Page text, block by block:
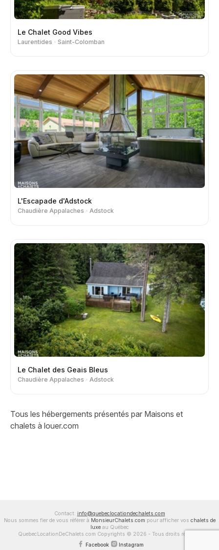
Le Chalet Good Vibes
Laurentides Saint-Colomban
L'Escapade d'Adstock
Chaudière Appalaches Adstock
Le Chalet des Geais Bleus
Chaudière Appalaches Adstock
Tous les hébergements présentés par Maisons et
chalets à louer.com
Contact: info@quebeclocationdechalets.com
Nous sommes fier de vous référer à MonsieurChalets.com pour afficher vos chalets de
luxeau Québec
QuebecLocationDeChalets.com Copyrights © 2026 - Tous droits réservés
Facebook
Instagram